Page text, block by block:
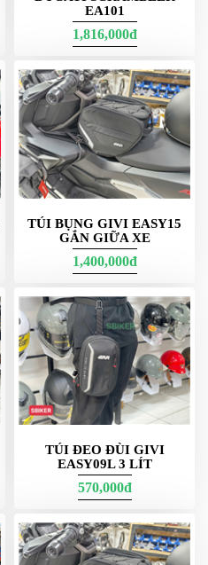
EA101
1,816,000đ
TÚI BỤNG GIVI EASY15
GẮN GIỮA XE
1,400,000đ
TÚI ĐEO ĐÙI GIVI
EASY09L 3 LÍT
570,000đ